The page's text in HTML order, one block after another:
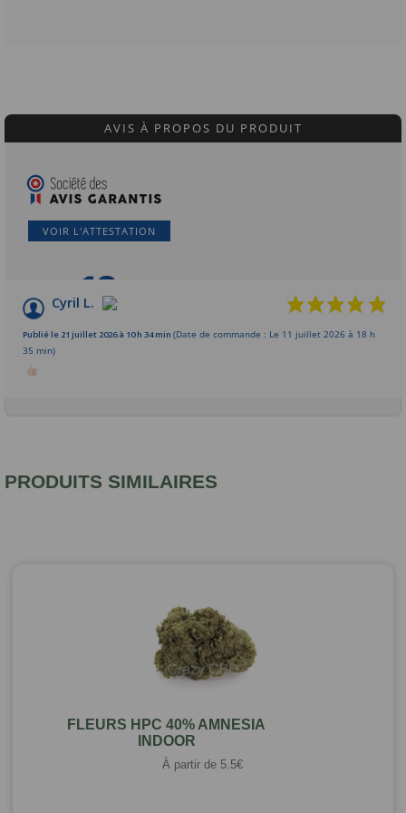
AVIS À PROPOS DU PRODUIT
VOIR L'ATTESTATION
10
Basé sur 1 avis
Cyril L.
Publié le 21 juillet 2026 à 10 h 34 min (Date de commande : Le 11 juillet 2026 à 18 h
35 min)
PRODUITS SIMILAIRES
FLEURS HPC 40% AMNESIA
INDOOR
À partir de 5.5€